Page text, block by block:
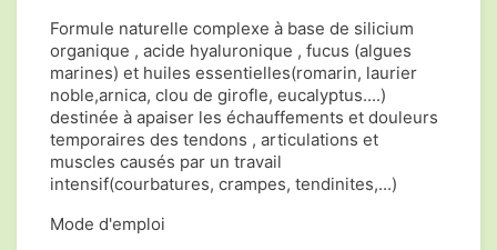
Formule naturelle complexe à base de silicium
organique , acide hyaluronique , fucus (algues
marines) et huiles essentielles(romarin, laurier
noble,arnica, clou de girofle, eucalyptus....)
destinée à apaiser les échauffements et douleurs
temporaires des tendons , articulations et
muscles causés par un travail
intensif(courbatures, crampes, tendinites,...)
Mode d'emploi